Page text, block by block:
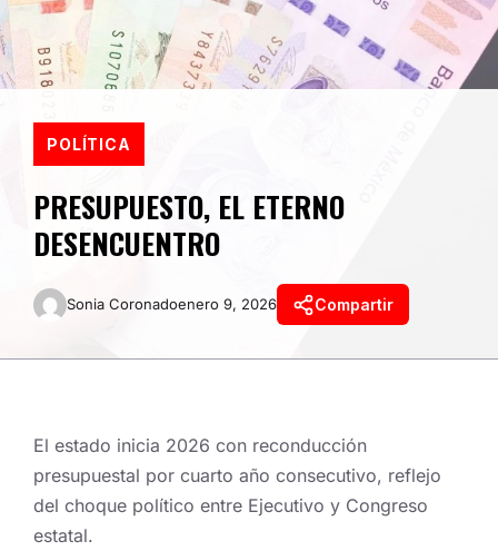
POLÍTICA
PRESUPUESTO, EL ETERNO
DESENCUENTRO
Sonia Coronadoenero 9, 2026 Compartir
El estado inicia 2026 con reconducción
presupuestal por cuarto año consecutivo, reflejo
del choque político entre Ejecutivo y Congreso
estatal.